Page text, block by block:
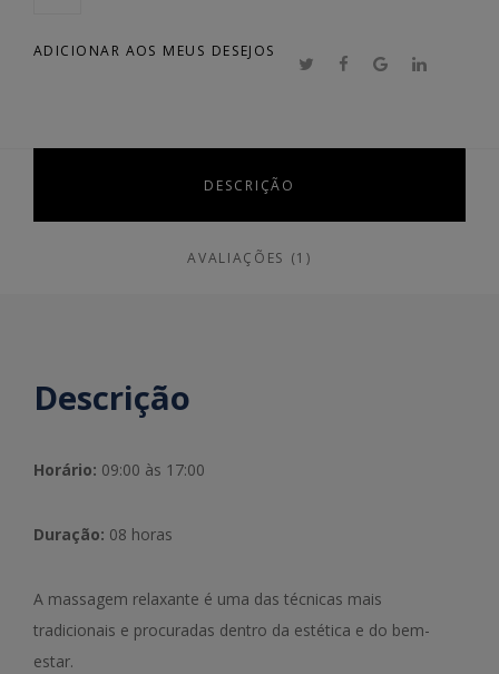
ADICIONAR AOS MEUS DESEJOS
DESCRIÇÃO
AVALIAÇÕES (1)
Descrição
Horário: 09:00 às 17:00
Duração: 08 horas
A massagem relaxante é uma das técnicas mais
tradicionais e procuradas dentro da estética e do bem-
estar.